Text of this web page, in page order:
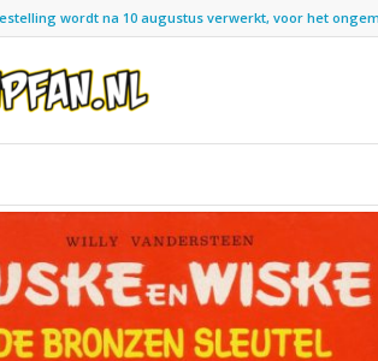
wordt na 10 augustus verwerkt, voor het